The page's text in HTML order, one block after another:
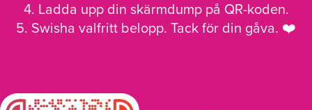
4. Ladda upp din skärmdump på QR-koden.
5. Swisha valfritt belopp. Tack för din gåva. ❤️